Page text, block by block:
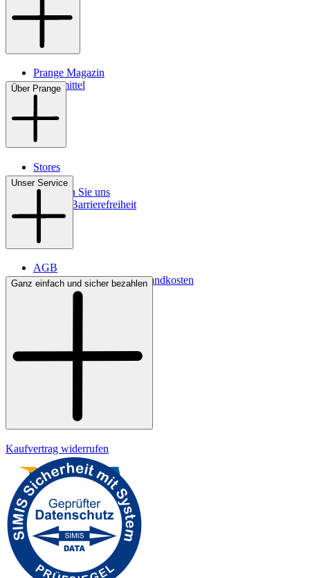
Prange Magazin
Pflegemittel
Über Prange
Stores
Kontakt
So finden Sie uns
Digitale Barrierefreiheit
Unser Service
AGB
Lieferbedingungen & Versandkosten
Bezahlung
Ganz einfach und sicher bezahlen
Kaufvertrag widerrufen